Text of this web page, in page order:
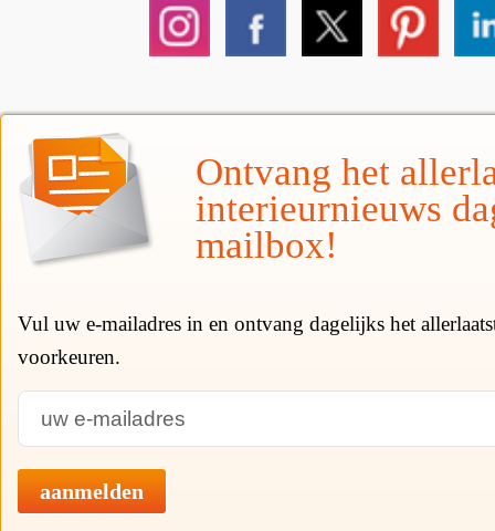
Ontvang het
interieurnieuws
mailbox!
Vul uw e-mailadres in en ontvang dagelijks het
voorkeuren.
aanmelden